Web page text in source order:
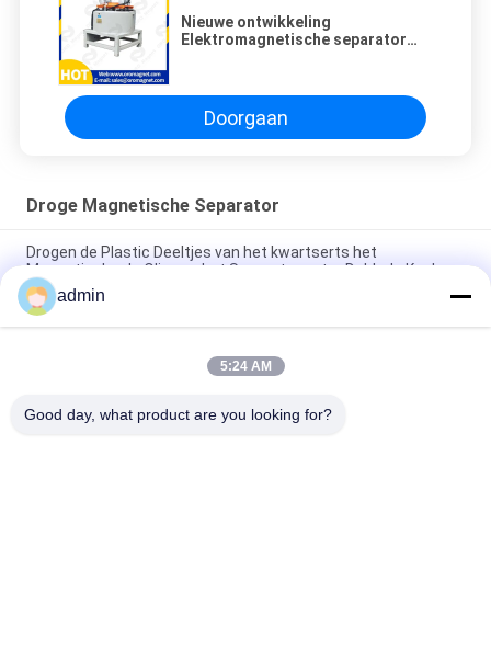
Nieuwe ontwikkeling
Elektromagnetische separator
Doorgaan
Droge Magnetische Separator
Drogen de Plastic Deeltjes van het kwartserts het
Magnetische de Olie van het Separatorwater Dubbele Koelen
2.5T Droge industriële magnetische separator met hoge
intensiteit voor fijn ertspoeder
Van de Separatormachine van de poeder Hoge Intensiteit
admin
5:24 AM
Good day, what product are you looking for?